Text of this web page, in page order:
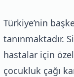
Türkiye’nin
tanınmaktadır.
hastalar için
çocukluk çağı